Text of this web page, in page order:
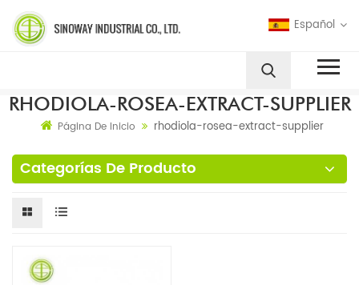
Español
RHODIOLA-ROSEA-EXTRACT-SUPPLIER
Página De Inicio rhodiola-rosea-extract-supplier
Categorías De Producto